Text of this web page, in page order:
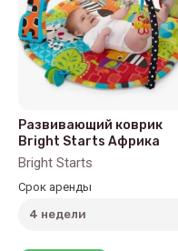
Название - А-Я
Развивающий коврик
Bright Starts Африка
Bright Starts
Срок аренды